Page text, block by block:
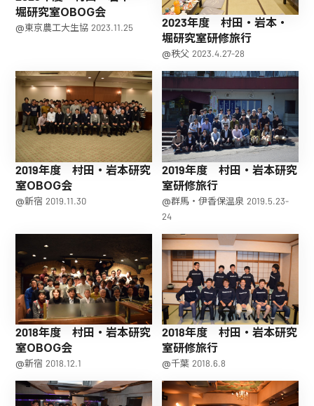
堀研究室OBOG会
@東京農工大生協 2023.11.25
2023年度 村田・岩本・
堀研究室研修旅行
@秩父 2023.4.27-28
2019年度 村田・岩本研究
室OBOG会
@新宿 2019.11.30
2019年度 村田・岩本研究
室研修旅行
@群馬・伊香保温泉 2019.5.23-
24
2018年度 村田・岩本研究
室OBOG会
@新宿 2018.12.1
2018年度 村田・岩本研究
室研修旅行
@千葉 2018.6.8